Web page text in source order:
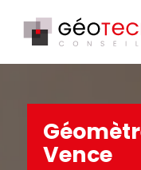
Vence